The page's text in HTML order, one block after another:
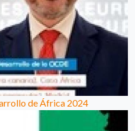
de África 2024